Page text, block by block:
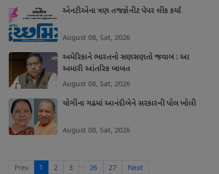
એનટીએના ત્રણ તજજ્ઞેનીટ પેપર લીક કર્યાં
August 08, Sat, 2026
અમેરિકાને ભારતનો સણસણતો જવાબ : આ
અમારી આંતરિક બાબત
August 08, Sat, 2026
યોગીના ગઢમાં આનંદીબેને સરકારની પોલ ખોલી
August 08, Sat, 2026
Prev 1 2 3 … 26 27 Next